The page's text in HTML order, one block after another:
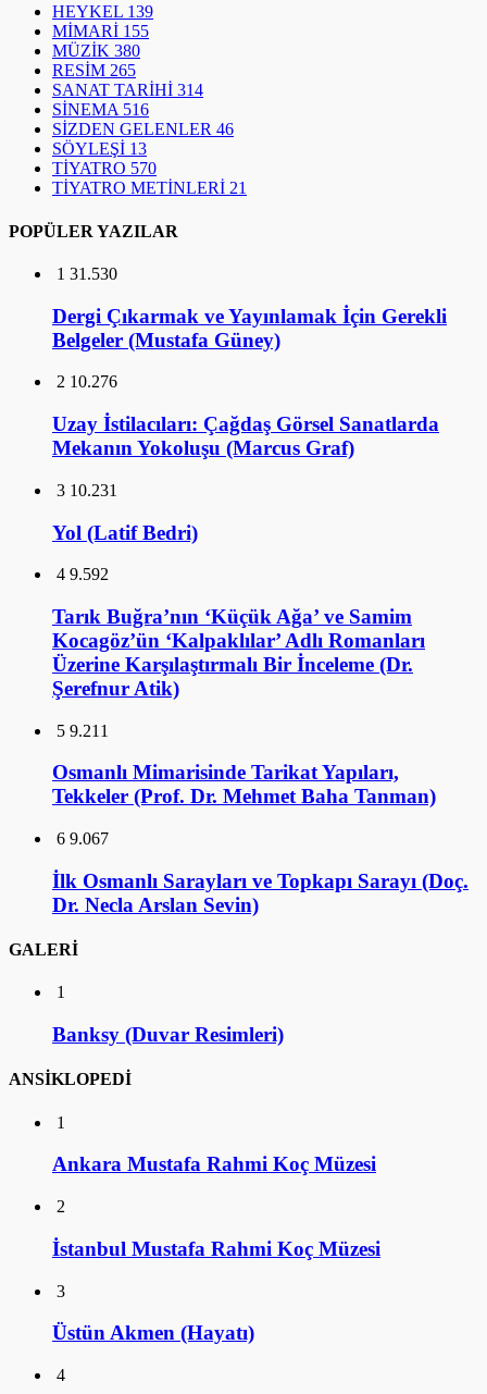
HEYKEL 139
MİMARİ 155
MÜZİK 380
RESİM 265
SANAT TARİHİ 314
SİNEMA 516
SİZDEN GELENLER 46
SÖYLEŞİ 13
TİYATRO 570
TİYATRO METİNLERİ 21
POPÜLER YAZILAR
1 31.530
Dergi Çıkarmak ve Yayınlamak İçin Gerekli
Belgeler (Mustafa Güney)
2 10.276
Uzay İstilacıları: Çağdaş Görsel Sanatlarda
Mekanın Yokoluşu (Marcus Graf)
3 10.231
Yol (Latif Bedri)
4 9.592
Tarık Buğra’nın ‘Küçük Ağa’ ve Samim
Kocagöz’ün ‘Kalpaklılar’ Adlı Romanları
Üzerine Karşılaştırmalı Bir İnceleme (Dr.
Şerefnur Atik)
5 9.211
Osmanlı Mimarisinde Tarikat Yapıları,
Tekkeler (Prof. Dr. Mehmet Baha Tanman)
6 9.067
İlk Osmanlı Sarayları ve Topkapı Sarayı (Doç.
Dr. Necla Arslan Sevin)
GALERİ
1
Banksy (Duvar Resimleri)
ANSİKLOPEDİ
1
Ankara Mustafa Rahmi Koç Müzesi
2
İstanbul Mustafa Rahmi Koç Müzesi
3
Üstün Akmen (Hayatı)
4